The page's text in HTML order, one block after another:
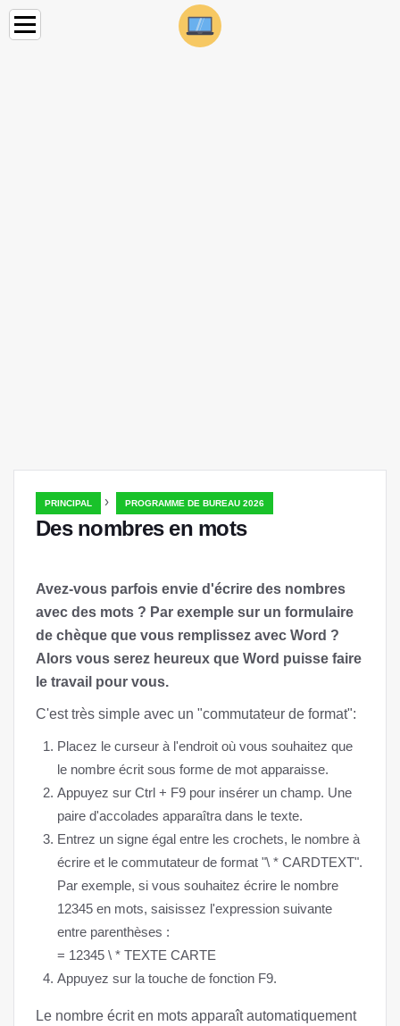
PRINCIPAL › PROGRAMME DE BUREAU 2026
Des nombres en mots
Avez-vous parfois envie d'écrire des nombres
avec des mots ? Par exemple sur un formulaire
de chèque que vous remplissez avec Word ?
Alors vous serez heureux que Word puisse faire
le travail pour vous.
C'est très simple avec un "commutateur de format":
Placez le curseur à l'endroit où vous souhaitez que
le nombre écrit sous forme de mot apparaisse.
Appuyez sur Ctrl + F9 pour insérer un champ. Une
paire d'accolades apparaîtra dans le texte.
Entrez un signe égal entre les crochets, le nombre à
écrire et le commutateur de format "\ * CARDTEXT".
Par exemple, si vous souhaitez écrire le nombre
12345 en mots, saisissez l'expression suivante
entre parenthèses :
= 12345 \ * TEXTE CARTE
Appuyez sur la touche de fonction F9.
Le nombre écrit en mots apparaît automatiquement